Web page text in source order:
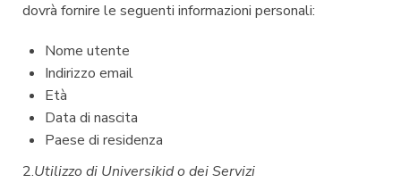
dovrà fornire le seguenti informazioni personali:
Nome utente
Indirizzo email
Età
Data di nascita
Paese di residenza
2.Utilizzo di Universikid o dei Servizi